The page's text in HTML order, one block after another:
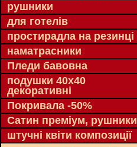
рушники
для готелів
простирадла на резинці
наматрасники
Пледи бавовна
подушки 40х40
декоративні
Покривала -50%
Сатин преміум, рушники
штучні квіти композиції